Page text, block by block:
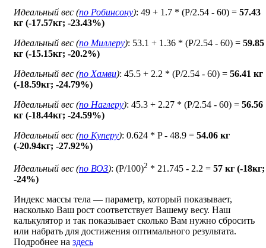
Идеальный вес (по Робинсону): 49 + 1.7 * (P/2.54 - 60) = 57.43
кг (-17.57кг; -23.43%)
Идеальный вес (по Миллеру): 53.1 + 1.36 * (P/2.54 - 60) = 59.85
кг (-15.15кг; -20.2%)
Идеальный вес (по Хамви): 45.5 + 2.2 * (P/2.54 - 60) = 56.41 кг
(-18.59кг; -24.79%)
Идеальный вес (по Наглеру): 45.3 + 2.27 * (P/2.54 - 60) = 56.56
кг (-18.44кг; -24.59%)
Идеальный вес (по Куперу): 0.624 * P - 48.9 = 54.06 кг
(-20.94кг; -27.92%)
Идеальный вес (по ВОЗ): (P/100)2 * 21.745 - 2.2 = 57 кг (-18кг;
-24%)
Индекс массы тела — параметр, который показывает,
насколько Ваш рост соответствует Вашему весу. Наш
калькулятор и так показывает сколько Вам нужно сбросить
или набрать для достижения оптимального результата.
Подробнее на здесь